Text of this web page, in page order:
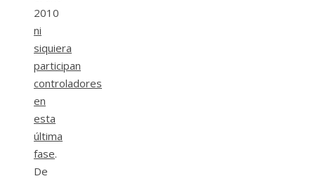
2010
ni
siquiera
participan
controladores
en
esta
última
fase.
De